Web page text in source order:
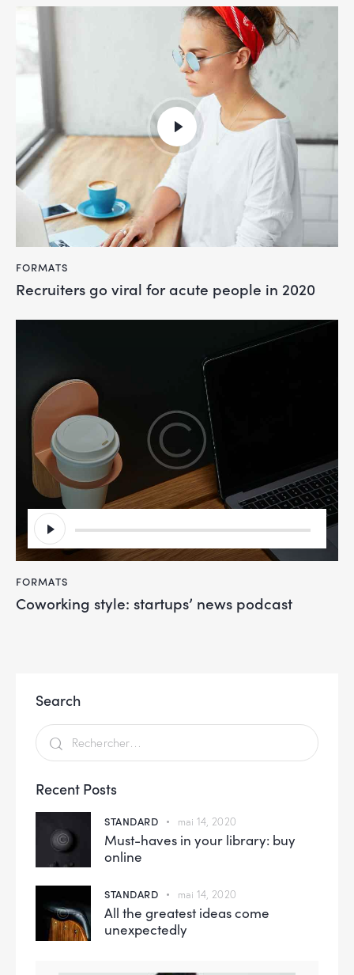
FORMATS
Recruiters go viral for acute people in 2020
Lecteur
audio
FORMATS
Coworking style: startups’ news podcast
Search
Recent Posts
STANDARD mai 14, 2020
Must-haves in your library: buy
online
STANDARD mai 14, 2020
All the greatest ideas come
unexpectedly